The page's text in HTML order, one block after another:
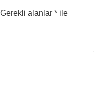
Gerekli alanlar * ile